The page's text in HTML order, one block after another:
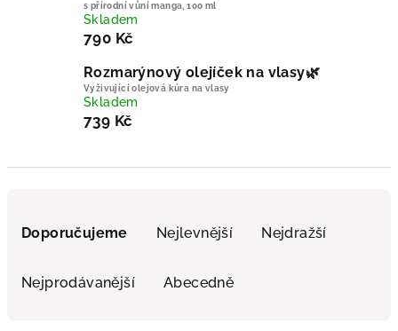
s přírodní vůní manga, 100 ml
Skladem
790 Kč
Rozmarýnový olejíček na vlasy🌿
Vyživující olejová kúra na vlasy
Skladem
739 Kč
Doporučujeme Nejlevnější Nejdražší
Nejprodávanější Abecedně